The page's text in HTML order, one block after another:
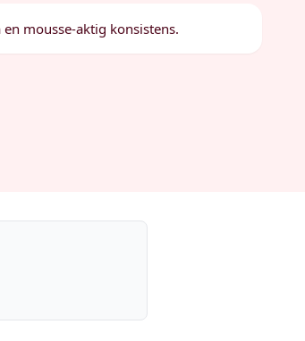
mousse-aktig konsistens.